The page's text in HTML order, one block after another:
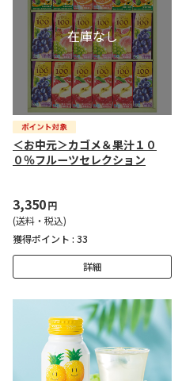
＜お中元＞カゴメ＆果汁１０
０％フルーツセレクション
3,350円
(送料・税込)
獲得ポイント : 33
詳細